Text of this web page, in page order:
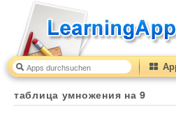
таблица умножения на 9